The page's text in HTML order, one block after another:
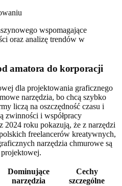
wspomagające
oraz analizę trendów w
amatora do korporacji
dla projektowania graficznego
narzędzia, bo chcą szybko
liczą na oszczędność czasu i
zwinności i współpracy
2024 roku pokazują, że z narzędzi
freelancerów kreatywnych,
narzędzia chmurowe są
Dominujące
narzędzia
Cechy
szczególne